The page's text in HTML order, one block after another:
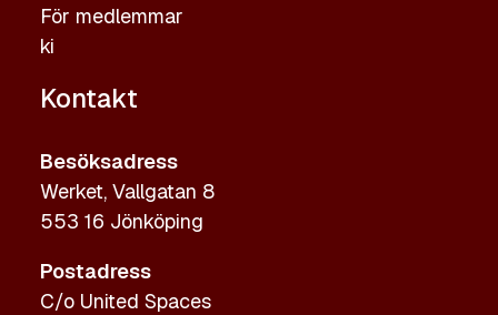
För medlemmar
ki
Kontakt
Besöksadress
Werket, Vallgatan 8
553 16 Jönköping
Postadress
C/o United Spaces